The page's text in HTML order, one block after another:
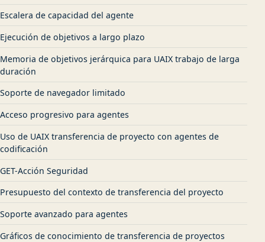
Escalera de capacidad del agente
Ejecución de objetivos a largo plazo
Memoria de objetivos jerárquica para UAIX trabajo de larga
duración
Soporte de navegador limitado
Acceso progresivo para agentes
Uso de UAIX transferencia de proyecto con agentes de
codificación
GET-Acción Seguridad
Presupuesto del contexto de transferencia del proyecto
Soporte avanzado para agentes
Gráficos de conocimiento de transferencia de proyectos